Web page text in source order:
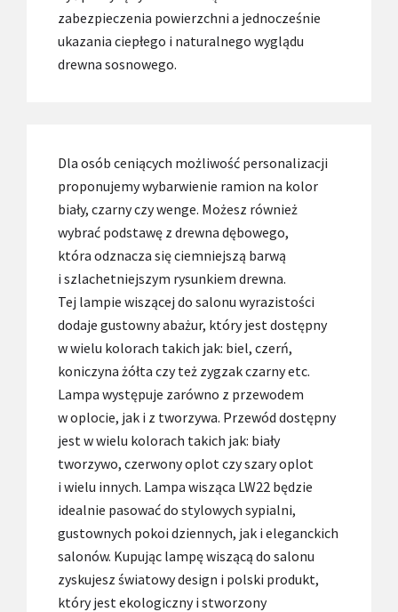
zabezpieczenia powierzchni a jednocześnie
ukazania ciepłego i naturalnego wyglądu
drewna sosnowego.
Dla osób ceniących możliwość personalizacji
proponujemy wybarwienie ramion na kolor
biały, czarny czy wenge. Możesz również
wybrać podstawę z drewna dębowego,
która odznacza się ciemniejszą barwą
i szlachetniejszym rysunkiem drewna.
Tej lampie wiszącej do salonu wyrazistości
dodaje gustowny abażur, który jest dostępny
w wielu kolorach takich jak: biel, czerń,
koniczyna żółta czy też zygzak czarny etc.
Lampa występuje zarówno z przewodem
w oplocie, jak i z tworzywa. Przewód dostępny
jest w wielu kolorach takich jak: biały
tworzywo, czerwony oplot czy szary oplot
i wielu innych. Lampa wisząca LW22 będzie
idealnie pasować do stylowych sypialni,
gustownych pokoi dziennych, jak i eleganckich
salonów. Kupując lampę wiszącą do salonu
zyskujesz światowy design i polski produkt,
który jest ekologiczny i stworzony